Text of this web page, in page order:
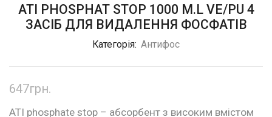
ATI PHOSPHAT STOP 1000 M.L VE/PU 4
ЗАСІБ ДЛЯ ВИДАЛЕННЯ ФОСФАТІВ
Категорія: Антифос
647грн.
ATI phosphate stop – абсорбент з високим вмістом